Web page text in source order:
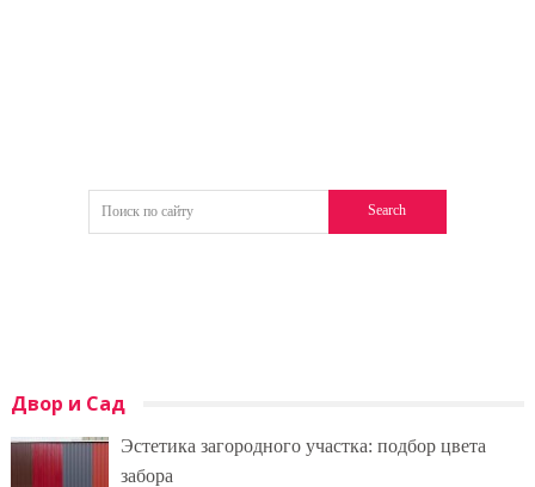
Двор и Сад
Эстетика загородного участка: подбор цвета
забора